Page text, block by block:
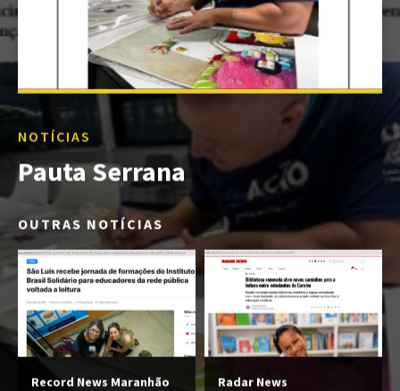
NOTÍCIAS
Pauta Serrana
OUTRAS NOTÍCIAS
Record News Maranhão Radar News